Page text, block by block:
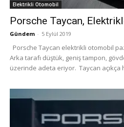
Elektrikli Otomobil
Porsche Taycan,
Gündem - 5 Eylül 2019
Porsche Taycan elektrikli otomobil
Arka tarafı düştük, geniş tampon,
üzerinde adeta eriyor. Taycan açıkça